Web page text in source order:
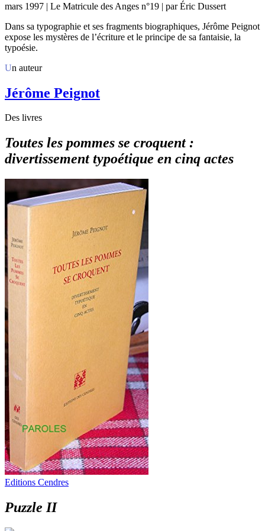
mars 1997 | Le Matricule des Anges n°19 | par Éric Dussert
Dans sa typographie et ses fragments biographiques, Jérôme Peignot
expose les mystères de l’écriture et le principe de sa fantaisie, la
typoésie.
Un auteur
Jérôme Peignot
Des livres
Toutes les pommes se croquent :
divertissement typoétique en cinq actes
Editions Cendres
Puzzle II